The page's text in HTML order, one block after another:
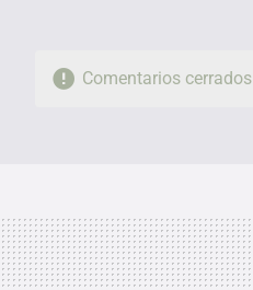
Comentarios cerrados